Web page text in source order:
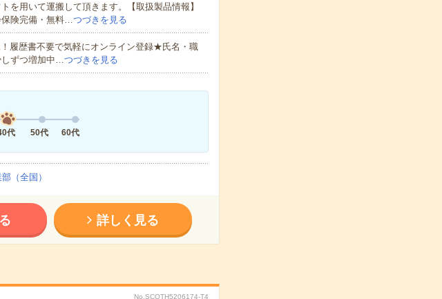
を用いて運搬して頂きます。【取扱製品情報】
険完備・無料…つづきを見る
履歴書不要で気軽にオンライン登録★氏名・職
ずつ増加中…つづきを見る
代 50代 60代
（全国）
詳しく見る
No.SCOTH5206174-T4